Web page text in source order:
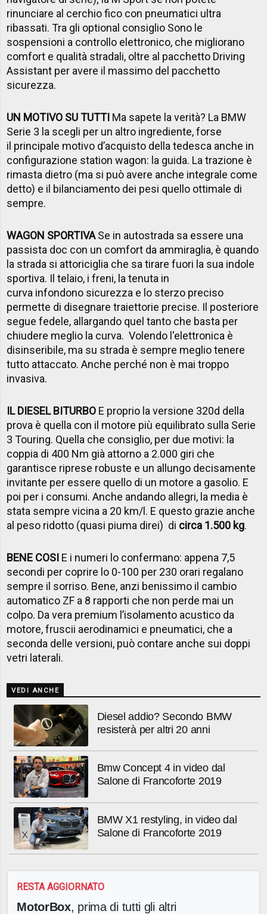
rinunciare al cerchio fico con pneumatici ultra
ribassati. Tra gli optional consiglio Sono le
sospensioni a controllo elettronico, che migliorano
comfort e qualità stradali, oltre al pacchetto Driving
Assistant per avere il massimo del pacchetto
sicurezza.
UN MOTIVO SU TUTTI Ma sapete la verità? La BMW
Serie 3 la scegli per un altro ingrediente, forse
il principale motivo d’acquisto della tedesca anche in
configurazione station wagon: la guida. La trazione è
rimasta dietro (ma si può avere anche integrale come
detto) e il bilanciamento dei pesi quello ottimale di
sempre.
WAGON SPORTIVASe in autostrada sa essere una
passista doc con un comfort da ammiraglia, è quando
la strada si attoriciglia che sa tirare fuori la sua indole
sportiva. Il telaio, i freni, la tenuta in
curva infondono sicurezza e lo sterzo preciso
permette di disegnare traiettorie precise. Il posteriore
segue fedele, allargando quel tanto che basta per
chiudere meglio la curva. Volendo l'elettronica è
disinseribile, ma su strada è sempre meglio tenere
tutto attaccato. Anche perché non è mai troppo
invasiva.
IL DIESEL BITURBO E proprio la versione 320d della
prova è quella con il motore più equilibrato sulla Serie
3 Touring. Quella che consiglio, per due motivi: la
coppia di 400 Nm già attorno a 2.000 giri che
garantisce riprese robuste e un allungo decisamente
invitante per essere quello di un motore a gasolio. E
poi per i consumi. Anche andando allegri, la media è
stata sempre vicina a 20 km/l. E questo grazie anche
al peso ridotto (quasi piuma direi) di circa 1.500 kg.
BENE COSI E i numeri lo confermano: appena 7,5
secondi per coprire lo 0-100 per 230 orari regalano
sempre il sorriso. Bene, anzi benissimo il cambio
automatico ZF a 8 rapporti che non perde mai un
colpo. Da vera premium l’isolamento acustico da
motore, fruscii aerodinamici e pneumatici, che a
seconda delle versioni, può contare anche sui doppi
vetri laterali.
VEDI ANCHE
Diesel addio? Secondo BMW
resisterà per altri 20 anni
Bmw Concept 4 in video dal
Salone di Francoforte 2019
BMW X1 restyling, in video dal
Salone di Francoforte 2019
RESTA AGGIORNATO
MotorBox, prima di tutti gli altri